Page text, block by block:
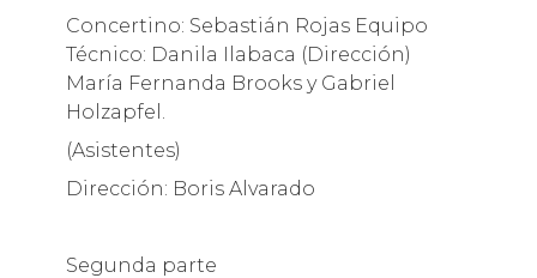
Concertino: Sebastián Rojas Equipo
Técnico: Danila Ilabaca (Dirección)
María Fernanda Brooks y Gabriel
Holzapfel.
(Asistentes)
Dirección: Boris Alvarado
Segunda parte